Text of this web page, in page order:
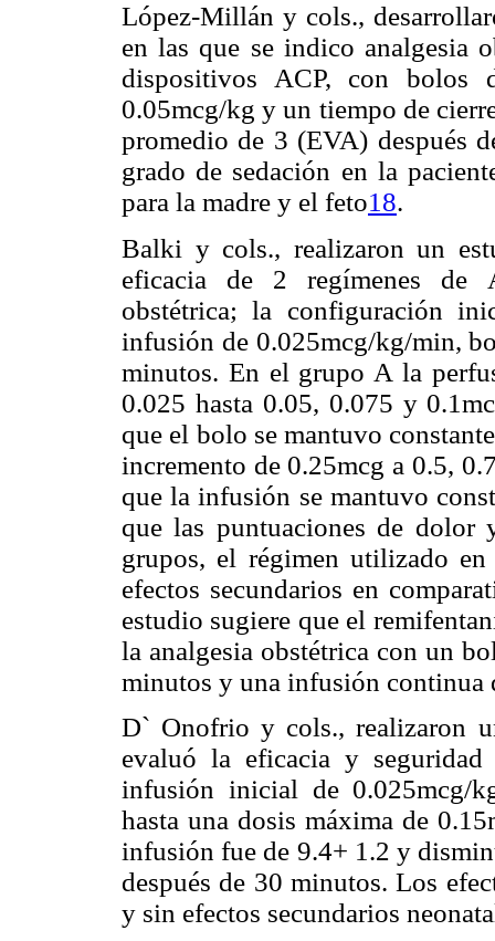
López-Millán y cols.,
en las que se indico analgesia
dispositivos ACP, con
0.05mcg/kg y un tiempo de
promedio de 3 (EVA) después
grado de sedación en la
para la madre y el feto18.
Balki y cols., realizaron un
eficacia de 2 regímenes de
obstétrica; la configuración
infusión de 0.025mcg/kg/min,
minutos. En el grupo A la
0.025 hasta 0.05, 0.075 y
que el bolo se mantuvo
incremento de 0.25mcg a 0.5,
que la infusión se mantuvo
que las puntuaciones de dolor
grupos, el régimen utilizado
efectos secundarios en
estudio sugiere que el
la analgesia obstétrica con un
minutos y una infusión continua
D` Onofrio y cols., realizaron
evaluó la eficacia y
infusión inicial de 0.025mcg/
hasta una dosis máxima de
infusión fue de 9.4+ 1.2 y
después de 30 minutos. Los
y sin efectos secundarios